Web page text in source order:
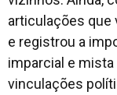
articulações que
e registrou a
imparcial e
vinculações